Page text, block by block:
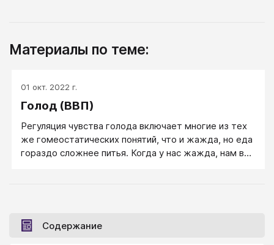
Материалы по теме:
01 окт. 2022 г.
Голод (ВВП)
Регуляция чувства голода включает многие из тех
же гомеостатических понятий, что и жажда, но еда
гораздо сложнее питья. Когда у нас жажда, нам в
разного (белки, углеводы, жиры, минеральные
вещества). Нам нужно соблюдать правильный
Содержание